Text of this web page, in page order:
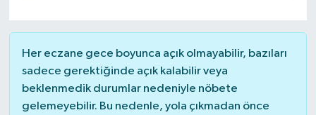
Her eczane gece boyunca açık olmayabilir, bazıları
sadece gerektiğinde açık kalabilir veya
beklenmedik durumlar nedeniyle nöbete
gelemeyebilir. Bu nedenle, yola çıkmadan önce